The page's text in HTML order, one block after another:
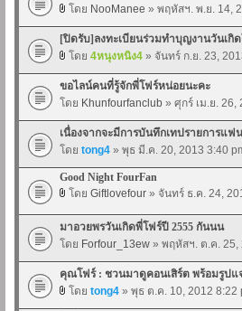
โดย NooManee » พฤหัสฯ. พ.ย. 14,
[ปิดรับ]ลงทะเบียนร่วมทำบุญงานวันเกิ
โดย 4หนุงหนิง4 » จันทร์ ก.ย. 23,
ขอไลน์คนที่รู้จักพี่โฟร์หน่อยนะคะ
โดย Khunfourfanclub » ศุกร์ เม.ย. 26,
เนื่องจากจะมีการบันทึกเทปรายการแ
โดย tong4 » พุธ มี.ค. 20, 2013 3:40
Good Night FourFan
โดย Giftlovefour » จันทร์ ธ.ค. 24,
มาอวยพรวันเกิดพี่โฟร์ปี 2555 กันนน
โดย Forfour_13ew » พฤหัสฯ. ต.ค. 25,
คุณโฟร์ : ชวนมาดูคอนเสิร์ต พร้อมรูปแ
โดย tong4 » พุธ ต.ค. 10, 2012 8:22